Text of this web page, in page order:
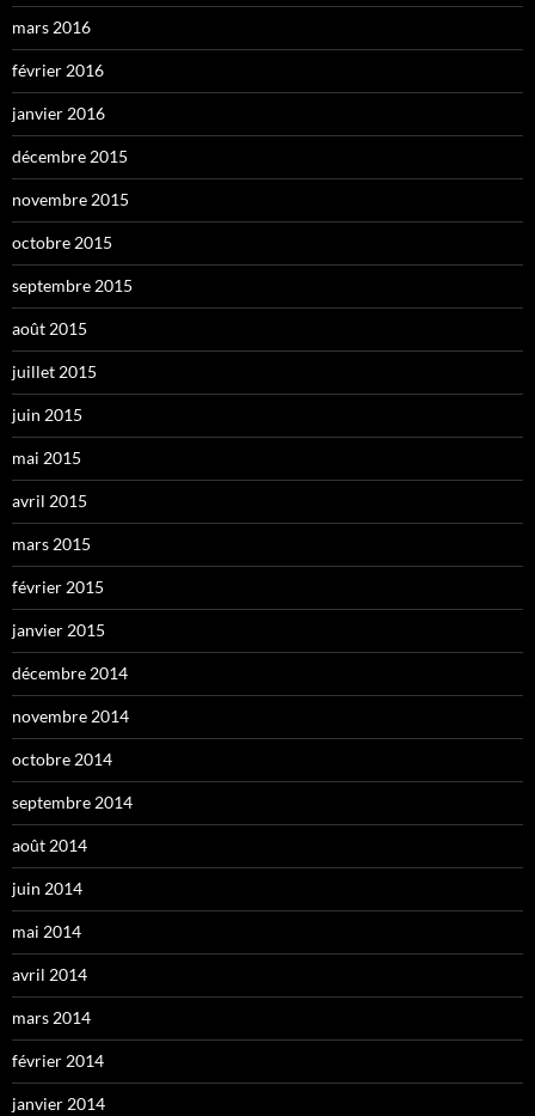
mars 2016
février 2016
janvier 2016
décembre 2015
novembre 2015
octobre 2015
septembre 2015
août 2015
juillet 2015
juin 2015
mai 2015
avril 2015
mars 2015
février 2015
janvier 2015
décembre 2014
novembre 2014
octobre 2014
septembre 2014
août 2014
juin 2014
mai 2014
avril 2014
mars 2014
février 2014
janvier 2014